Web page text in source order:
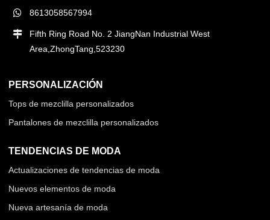
8613058567994
Fifth Ring Road No. 2 JiangNan Industrial West
Area,ZhongTang,523230
PERSONALIZACIÓN
Tops de mezclilla personalizados
Pantalones de mezclilla personalizados
TENDENCIAS DE MODA
Actualizaciones de tendencias de moda
Nuevos elementos de moda
Nueva artesanía de moda